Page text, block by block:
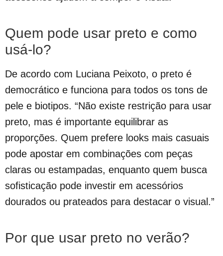
Quem pode usar preto e como
usá-lo?
De acordo com Luciana Peixoto, o preto é
democrático e funciona para todos os tons de
pele e biotipos. “Não existe restrição para usar
preto, mas é importante equilibrar as
proporções. Quem prefere looks mais casuais
pode apostar em combinações com peças
claras ou estampadas, enquanto quem busca
sofisticação pode investir em acessórios
dourados ou prateados para destacar o visual.”
Por que usar preto no verão?